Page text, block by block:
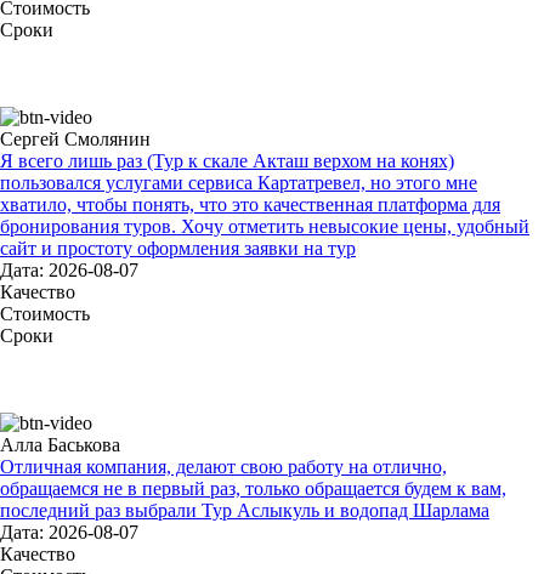
Стоимость
Сроки
Сергей Смолянин
Я всего лишь раз (Тур к скале Акташ верхом на конях)
пользовался услугами сервиса Картатревел, но этого мне
хватило, чтобы понять, что это качественная платформа для
бронирования туров. Хочу отметить невысокие цены, удобный
сайт и простоту оформления заявки на тур
Дата: 2026-08-07
Качество
Стоимость
Сроки
Алла Баськова
Отличная компания, делают свою работу на отлично,
обращаемся не в первый раз, только обращается будем к вам,
последний раз выбрали Тур Аслыкуль и водопад Шарлама
Дата: 2026-08-07
Качество